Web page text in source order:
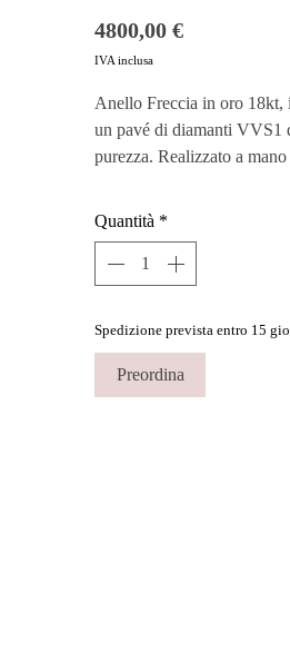
4800,00 €Prezzo
IVA inclusa
Anello Freccia in oro 18kt,
un pavé di diamanti VVS1
purezza. Realizzato a
perfetta fusione di arte e
Quantità *
Spedizione prevista entro 15
Preordina